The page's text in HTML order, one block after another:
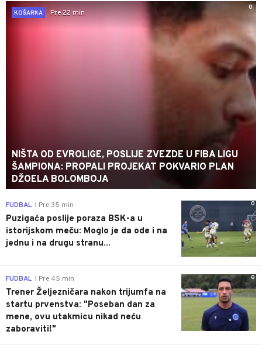
0
KOŠARKA
Pre 22 min
NIŠTA OD EVROLIGE, POSLIJE ZVEZDE U FIBA LIGU
ŠAMPIONA: PROPALI PROJEKAT POKVARIO PLAN
DŽOELA BOLOMBOJA
0
FUDBAL Pre 35 min
Puzigaća poslije poraza BSK-a u
istorijskom meču: Moglo je da ode i na
jednu i na drugu stranu...
0
FUDBAL Pre 45 min
Trener Željezničara nakon trijumfa na
startu prvenstva: "Poseban dan za
mene, ovu utakmicu nikad neću
zaboraviti!"